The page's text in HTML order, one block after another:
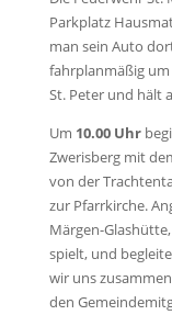
Parkplatz
man sein Auto
fahrplanmäßig um
St. Peter und hält
Um 10.00 Uhr
Zwerisberg mit
von der
zur Pfarrkirche.
Märgen-
spielt, und
wir uns
den